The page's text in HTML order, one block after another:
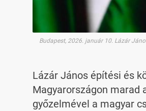
Budapest, 2026. január 10. Lázár
Lázár János építési és
Magyarországon marad
győzelmével a magyar